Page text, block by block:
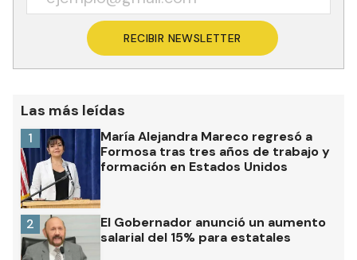
RECIBIR NEWSLETTER
Las más leídas
María Alejandra Mareco regresó a
Formosa tras tres años de trabajo y
formación en Estados Unidos
1
El Gobernador anunció un aumento
salarial del 15% para estatales
2